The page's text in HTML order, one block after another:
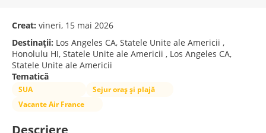
Creat: vineri, 15 mai 2026
Destinații: Los Angeles CA, Statele Unite ale Americii ,
Honolulu HI, Statele Unite ale Americii , Los Angeles CA,
Statele Unite ale Americii
Tematică
SUA
Sejur oraș și plajă
Vacante Air France
Descriere